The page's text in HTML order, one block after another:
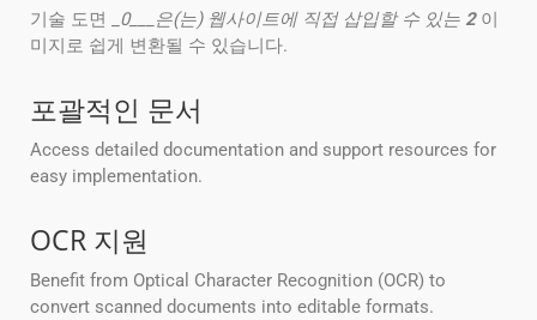
기술 도면 _ 0___은(는) 웹사이트에 직접 삽입할 수 있는 2이
미지로 쉽게 변환될 수 있습니다.
포괄적인 문서
Access detailed documentation and support resources for
easy implementation.
OCR 지원
Benefit from Optical Character Recognition (OCR) to
convert scanned documents into editable formats.